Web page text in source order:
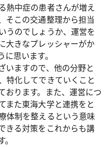
熱中症の患者さんが増え
そこの交通整理から担当
うのでしょうか、運営を
大きなプレッシャーがか
思います。
いますので、他の分野と
特化してできていくこと
おります。また、運営につ
また東海大学と連携をと
体制を整えるという意味
きる対策をこれからも講